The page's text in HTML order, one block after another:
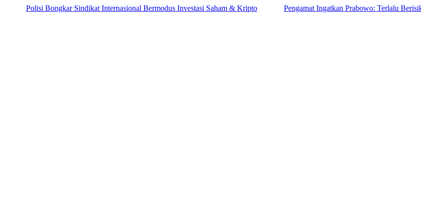
Polisi Bongkar Sindikat Internasional Bermodus Investasi Saham & Kripto Pengamat Ingatkan Prabowo: Terlalu Berisiko Jika